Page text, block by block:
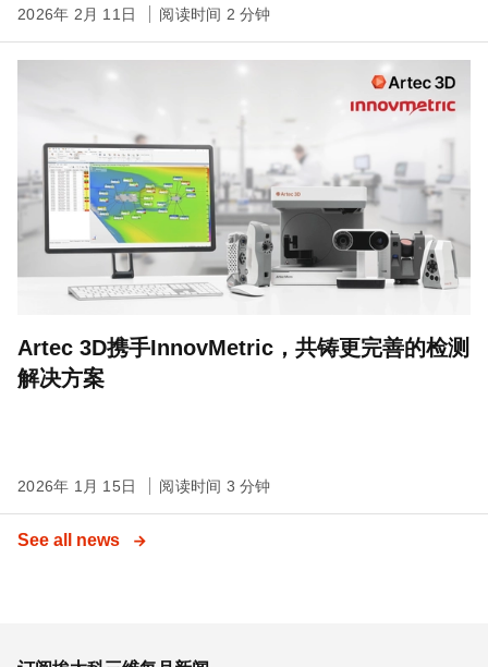
2026年 2月 11日 阅读时间 2 分钟
Artec 3D携手InnovMetric，共铸更完善的检测
解决方案
2026年 1月 15日 阅读时间 3 分钟
See all news